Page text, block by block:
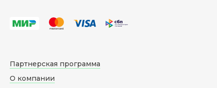
Партнерская программа
О компании